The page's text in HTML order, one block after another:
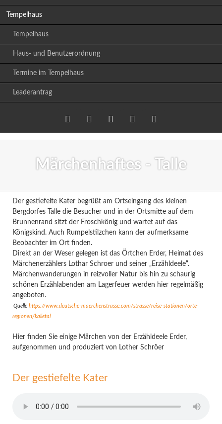
Tempelhaus
Tempelhaus
Haus- und Benutzerordnung
Termine im Tempelhaus
Leaderantrag
Feed
Märchenhaftes - Talle
Der gestiefelte Kater begrüßt am Ortseingang des kleinen
Bergdorfes Talle die Besucher und in der Ortsmitte auf dem
Brunnenrand sitzt der Froschkönig und wartet auf das
Königskind. Auch Rumpelstilzchen kann der aufmerksame
Beobachter im Ort finden.
Direkt an der Weser gelegen ist das Örtchen Erder, Heimat des
Märchenerzählers Lothar Schroer und seiner „Erzähldeele“.
Märchenwanderungen in reizvoller Natur bis hin zu schaurig
schönen Erzählabenden am Lagerfeuer werden hier regelmäßig
angeboten.
Quelle https://www.deutsche-maerchenstrasse.com/strasse/reise-stationen/orte-
regionen/kalletal
Hier finden Sie einige Märchen von der Erzähldeele Erder,
aufgenommen und produziert von Lother Schröer
Der gestiefelte Kater